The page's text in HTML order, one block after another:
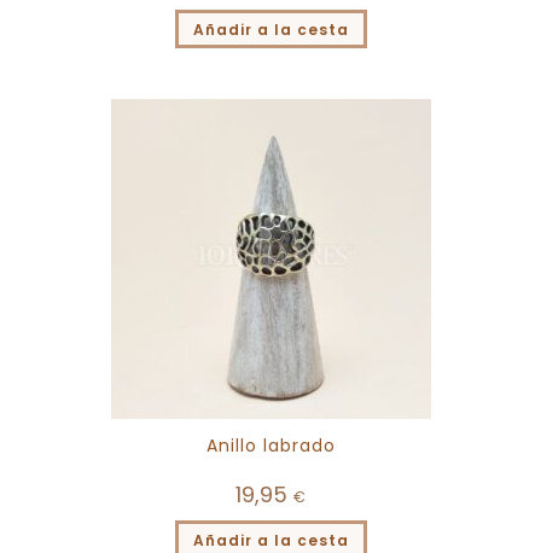
Añadir a la cesta
Anillo labrado
19,95 €
Añadir a la cesta